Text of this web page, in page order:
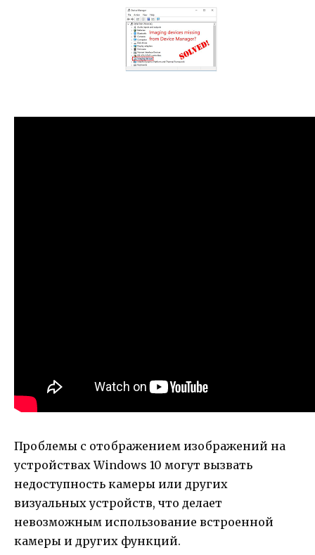
Проблемы с отображением изображений на
устройствах Windows 10 могут вызвать
недоступность камеры или других
визуальных устройств, что делает
невозможным использование встроенной
камеры и других функций.